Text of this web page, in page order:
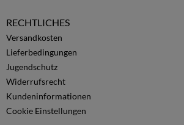
RECHTLICHES
Versandkosten
Lieferbedingungen
Jugendschutz
Widerrufsrecht
Kundeninformationen
Cookie Einstellungen